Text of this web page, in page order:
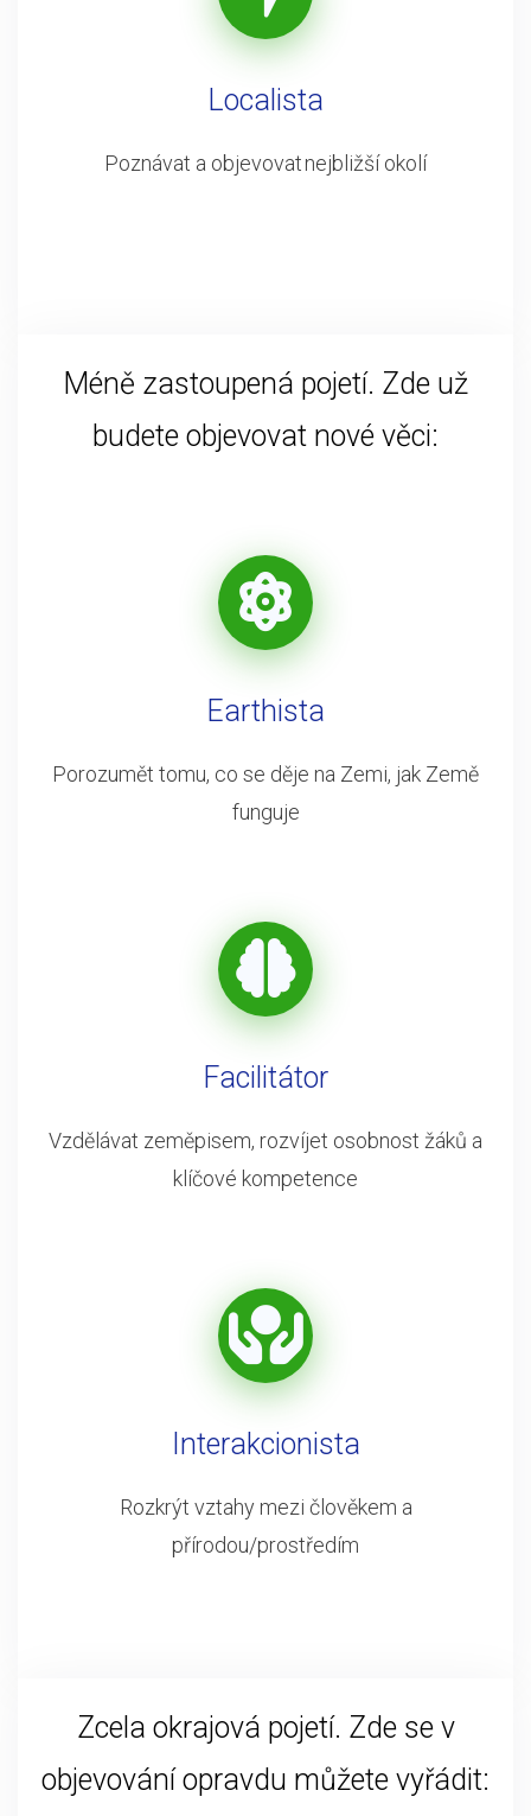
Localista
Poznávat a objevovat nejbližší okolí
Méně zastoupená pojetí. Zde už
budete objevovat nové věci:
Earthista
Porozumět tomu, co se děje na Zemi, jak Země
funguje
Facilitátor
Vzdělávat zeměpisem, rozvíjet osobnost žáků a
klíčové kompetence
Interakcionista
Rozkrýt vztahy mezi člověkem a
přírodou/prostředím
Zcela okrajová pojetí. Zde se v
objevování opravdu můžete vyřádit: